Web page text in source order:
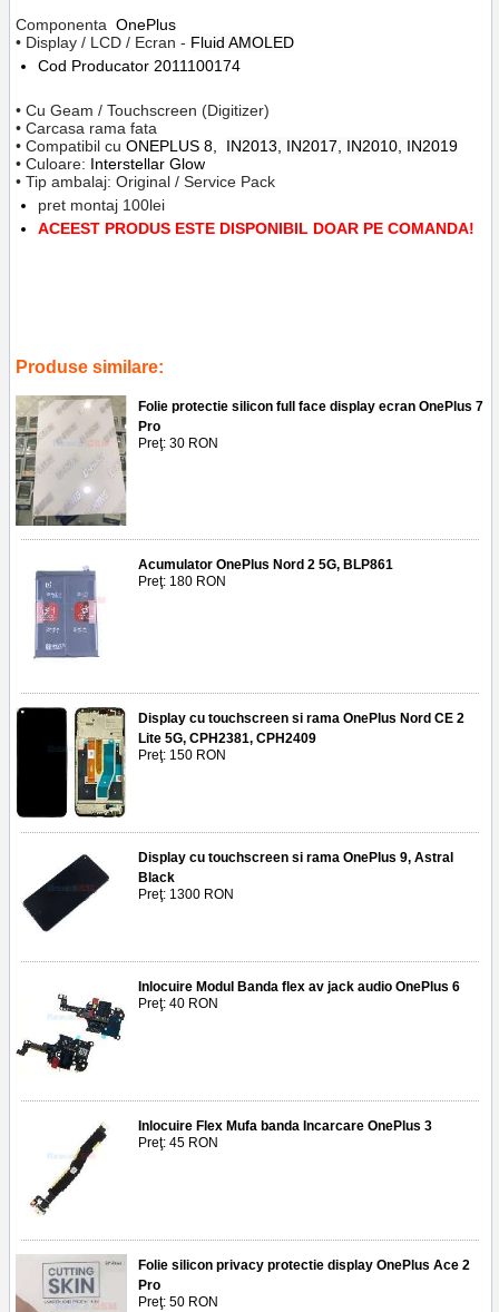
Componenta OnePlus
• Display / LCD / Ecran - Fluid AMOLED
Cod Producator 2011100174
• Cu Geam / Touchscreen (Digitizer)
• Carcasa rama fata
• Compatibil cu ONEPLUS 8, IN2013, IN2017, IN2010, IN2019
• Culoare: Interstellar Glow
• Tip ambalaj: Original / Service Pack
pret montaj 100lei
ACEEST PRODUS ESTE DISPONIBIL DOAR PE COMANDA!
Produse similare:
Folie protectie silicon full face display ecran OnePlus 7
Pro
Preţ: 30 RON
Acumulator OnePlus Nord 2 5G, BLP861
Preţ: 180 RON
Display cu touchscreen si rama OnePlus Nord CE 2
Lite 5G, CPH2381, CPH2409
Preţ: 150 RON
Display cu touchscreen si rama OnePlus 9, Astral
Black
Preţ: 1300 RON
Inlocuire Modul Banda flex av jack audio OnePlus 6
Preţ: 40 RON
Inlocuire Flex Mufa banda Incarcare OnePlus 3
Preţ: 45 RON
Folie silicon privacy protectie display OnePlus Ace 2
Pro
Preţ: 50 RON